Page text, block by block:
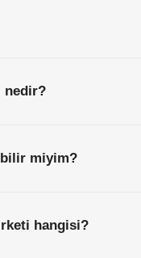
nedir?
miyim?
hangisi?